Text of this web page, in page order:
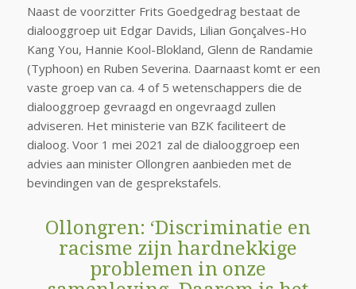
Naast de voorzitter Frits Goedgedrag bestaat de
dialooggroep uit Edgar Davids, Lilian Gonçalves-Ho
Kang You, Hannie Kool-Blokland, Glenn de Randamie
(Typhoon) en Ruben Severina. Daarnaast komt er een
vaste groep van ca. 4 of 5 wetenschappers die de
dialooggroep gevraagd en ongevraagd zullen
adviseren. Het ministerie van BZK faciliteert de
dialoog. Voor 1 mei 2021 zal de dialooggroep een
advies aan minister Ollongren aanbieden met de
bevindingen van de gesprekstafels.
Ollongren: ‘Discriminatie en
racisme zijn hardnekkige
problemen in onze